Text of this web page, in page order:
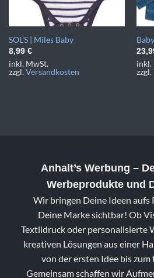
SOL’S | Miles Baby
8,99 €
inkl. MwSt.
zzgl.Versandkosten
inkl.
zzgl.
Anhalt’s Werbung –
Werbeprodukte und
Wir bringen Deine Ideen aufs
Deine Marke sichtbar! Ob
Textildruck oder personalisierte
kreativen Lösungen aus einer
von der ersten Idee bis
Gemeinsam schaffen wir